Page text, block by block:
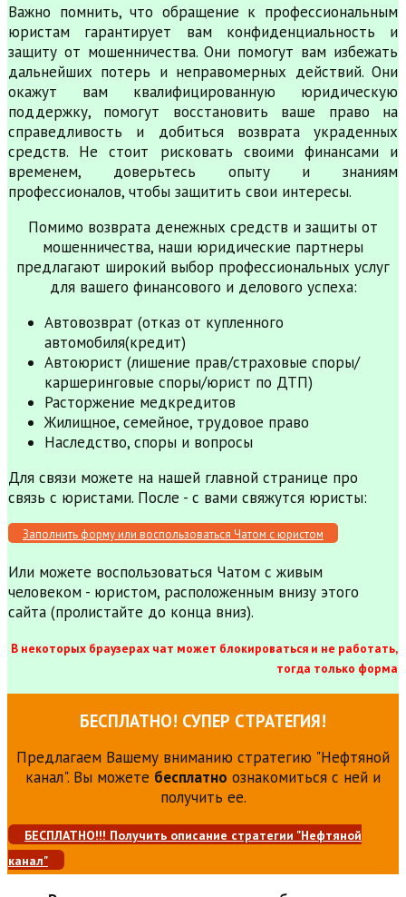
Важно помнить, что обращение к профессиональным
юристам гарантирует вам конфиденциальность и
защиту от мошенничества. Они помогут вам избежать
дальнейших потерь и неправомерных действий. Они
окажут вам квалифицированную юридическую
поддержку, помогут восстановить ваше право на
справедливость и добиться возврата украденных
средств. Не стоит рисковать своими финансами и
временем, доверьтесь опыту и знаниям
профессионалов, чтобы защитить свои интересы.
Помимо возврата денежных средств и защиты от
мошенничества, наши юридические партнеры
предлагают широкий выбор профессиональных услуг
для вашего финансового и делового успеха:
Автовозврат (отказ от купленного
автомобиля(кредит)
Автоюрист (лишение прав/страховые споры/
каршеринговые споры/юрист по ДТП)
Расторжение медкредитов
Жилищное, семейное, трудовое право
Наследство, споры и вопросы
Для связи можете на нашей главной странице про
связь с юристами. После - с вами свяжутся юристы:
Заполнить форму или воспользоваться Чатом с юристом
Или можете воспользоваться Чатом с живым
человеком - юристом, расположенным внизу этого
сайта (пролистайте до конца вниз).
В некоторых браузерах чат может блокироваться и не работать,
тогда только форма
БЕСПЛАТНО! СУПЕР СТРАТЕГИЯ!
Предлагаем Вашему вниманию стратегию "Нефтяной
канал". Вы можете бесплатно ознакомиться с ней и
получить ее.
БЕСПЛАТНО!!! Получить описание стратегии "Нефтяной
канал"